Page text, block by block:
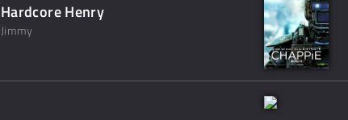
Hardcore Henry
Jimmy